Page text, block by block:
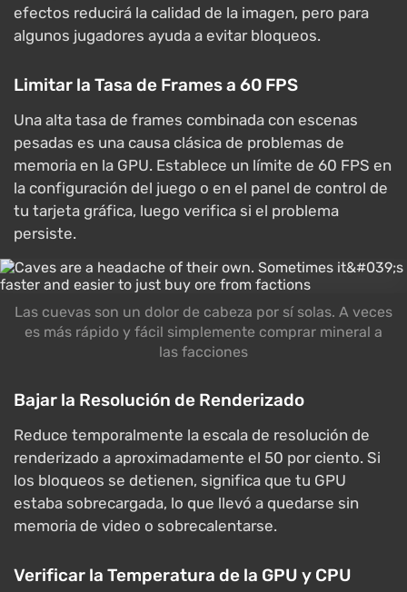
efectos reducirá la calidad de la imagen, pero para
algunos jugadores ayuda a evitar bloqueos.
Limitar la Tasa de Frames a 60 FPS
Una alta tasa de frames combinada con escenas
pesadas es una causa clásica de problemas de
memoria en la GPU. Establece un límite de 60 FPS en
la configuración del juego o en el panel de control de
tu tarjeta gráfica, luego verifica si el problema
persiste.
Las cuevas son un dolor de cabeza por sí solas. A veces
es más rápido y fácil simplemente comprar mineral a
las facciones
Bajar la Resolución de Renderizado
Reduce temporalmente la escala de resolución de
renderizado a aproximadamente el 50 por ciento. Si
los bloqueos se detienen, significa que tu GPU
estaba sobrecargada, lo que llevó a quedarse sin
memoria de video o sobrecalentarse.
Verificar la Temperatura de la GPU y CPU